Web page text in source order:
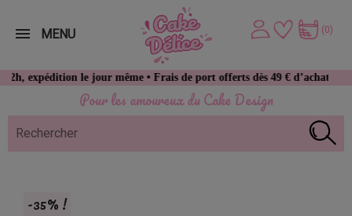
Pour les amoureux du Cake Design
le jour même • Frais de port offerts dès 49 € d’achat
(0)
MENU
-35% !